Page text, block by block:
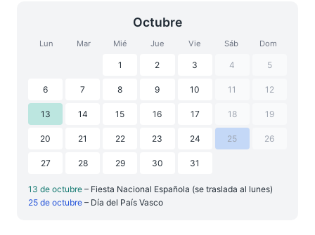
Octubre
Lun Mar Mié Jue Vie Sáb Dom
1 2 3 4 5
6 7 8 9 10 11 12
13 14 15 16 17 18 19
20 21 22 23 24 25 26
27 28 29 30 31
13 de octubre – Fiesta Nacional Española (se traslada al lunes)
25 de octubre – Día del País Vasco